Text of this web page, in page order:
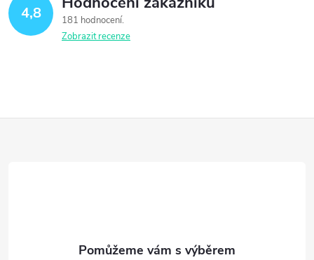
4,8
181 hodnocení
Zobrazit recenze